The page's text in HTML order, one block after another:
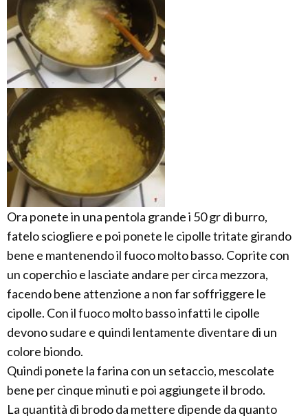
Ora ponete in una pentola grande i 50 gr di burro,
fatelo sciogliere e poi ponete le cipolle tritate girando
bene e mantenendo il fuoco molto basso. Coprite con
un coperchio e lasciate andare per circa mezzora,
facendo bene attenzione a non far soffriggere le
cipolle. Con il fuoco molto basso infatti le cipolle
devono sudare e quindi lentamente diventare di un
colore biondo.
Quindi ponete la farina con un setaccio, mescolate
bene per cinque minuti e poi aggiungete il brodo.
La quantità di brodo da mettere dipende da quanto